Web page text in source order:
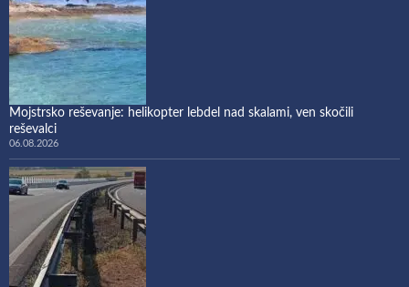
Mojstrsko reševanje: helikopter lebdel nad skalami, ven skočili
reševalci
06.08.2026